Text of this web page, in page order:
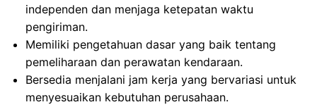
independen dan menjaga ketepatan waktu
pengiriman.
Memiliki pengetahuan dasar yang baik tentang
pemeliharaan dan perawatan kendaraan.
Bersedia menjalani jam kerja yang bervariasi untuk
menyesuaikan kebutuhan perusahaan.